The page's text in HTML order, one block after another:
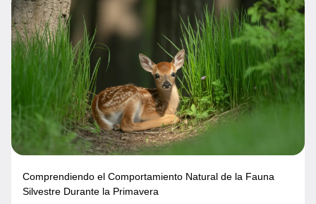
Comprendiendo el Comportamiento Natural de la Fauna
Silvestre Durante la Primavera